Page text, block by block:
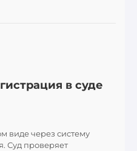
в суде
виде через систему
Суд проверяет